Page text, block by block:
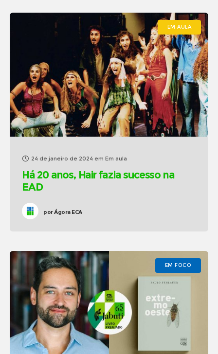
EM AULA
24 de janeiro de 2024 em Em aula
Há 20 anos, Hair fazia sucesso na
EAD
porÁgora ECA
EM FOCO